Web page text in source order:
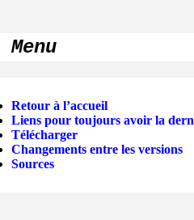
Menu
Retour à l’accueil
Liens pour toujours avoir la
Télécharger
Changements entre les versions
Sources